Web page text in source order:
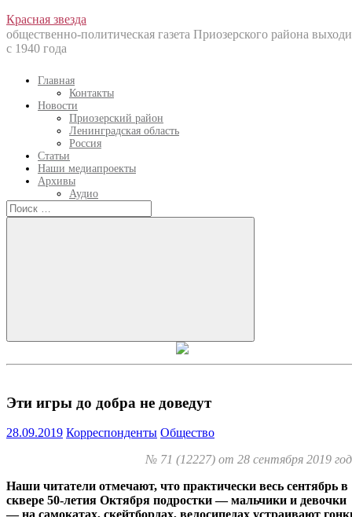
Перейти
к
содержанию
Красная звезда
общественно-политическая газета Приозерского района
с 1940 года
Главная
Контакты
Новости
Приозерский район
Ленинградская область
Россия
Статьи
Наши медиапроекты
Архивы
Аудио
Искать:
Искать
Эти игры до добра не доведут
28.09.2019 Корреспонденты Общество
№ 71 (12227) от 28 сентября 2019
Наши читатели отмечают, что практически весь сентябрь в
сквере 50-летия Октября подростки — мальчики и девочки